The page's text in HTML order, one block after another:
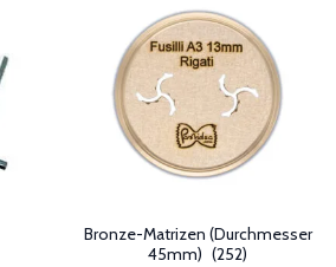
Bronze-Matrizen (Durchmesser
45mm) (252)